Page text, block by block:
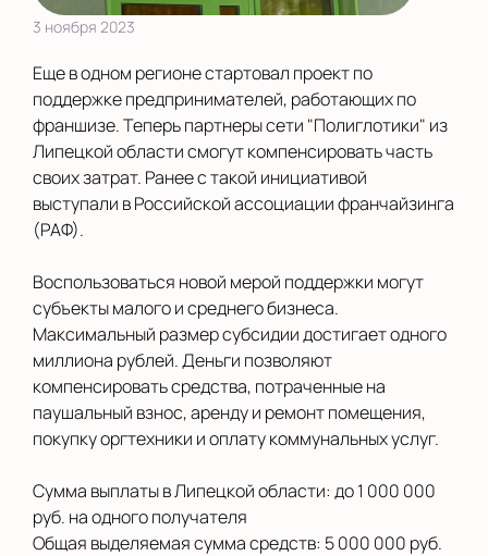
3 ноября 2023
Еще в одном регионе стартовал проект по
поддержке предпринимателей, работающих по
франшизе. Теперь партнеры сети "Полиглотики" из
Липецкой области смогут компенсировать часть
своих затрат. Ранее с такой инициативой
выступали в Российской ассоциации франчайзинга
(РАФ).
Воспользоваться новой мерой поддержки могут
субъекты малого и среднего бизнеса.
Максимальный размер субсидии достигает одного
миллиона рублей. Деньги позволяют
компенсировать средства, потраченные на
паушальный взнос, аренду и ремонт помещения,
покупку оргтехники и оплату коммунальных услуг.
Сумма выплаты в Липецкой области: до 1 000 000
руб. на одного получателя
Общая выделяемая сумма средств: 5 000 000 руб.